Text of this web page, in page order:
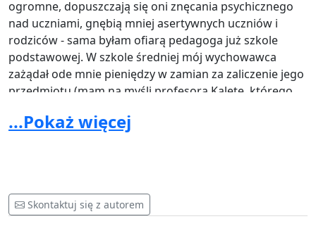
ogromne, dopuszczają się oni znęcania psychicznego
nad uczniami, gnębią mniej asertywnych uczniów i
rodziców - sama byłam ofiarą pedagoga już szkole
podstawowej. W szkole średniej mój wychowawca
zażądał ode mnie pieniędzy w zamian za zaliczenie jego
przedmiotu (mam na myśli profesora Kaletę, którego
stało się bezpośrednią przyczyną mojej decyzji w wieku
prawa, lecz będąc dzieckiem - czułam się bezbronna.
Pamiętajmy - dzieci nie mają odwagi walczyć z
...Pokaż więcej
Skontaktuj się z autorem